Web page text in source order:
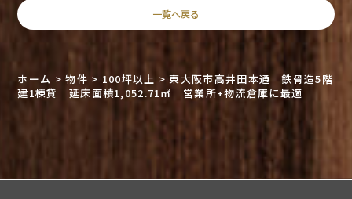
一覧へ戻る
ホーム >物件 > 100坪以上 >東大阪市高井田本通 鉄骨造5階
建1棟貸 延床面積1,052.71㎡ 営業所+物流倉庫に最適